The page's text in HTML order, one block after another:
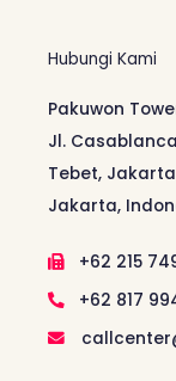
Hubungi Kami
Pakuwon
Jl.
Tebet,
Jakarta,
+62 215
+62 817